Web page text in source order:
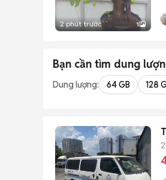
2 phút trước 1
Bạn cần tìm dung
Dung lượng: 64 GB 128